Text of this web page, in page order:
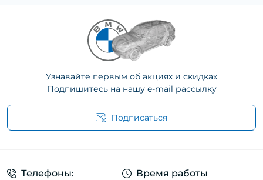
Узнавайте первым об акциях и скидках
Подпишитесь на нашу e-mail рассылку
Подписаться
Телефоны: Время работы